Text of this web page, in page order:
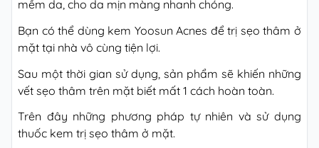
mềm da, cho da mịn màng nhanh chóng.
Bạn có thể dùng kem Yoosun Acnes để trị sẹo thâm ở
mặt tại nhà vô cùng tiện lợi.
Sau một thời gian sử dụng, sản phẩm sẽ khiến những
vết sẹo thâm trên mặt biết mất 1 cách hoàn toàn.
Trên đây những phương pháp tự nhiên và sử dụng
thuốc kem trị sẹo thâm ở mặt.